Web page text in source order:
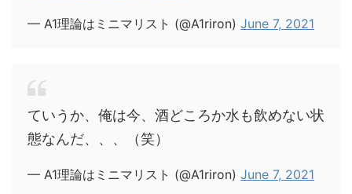
— A1理論はミニマリスト (@A1riron) June 7, 2021
ていうか、俺は今、酒どころか水も飲めない状
態なんだ、、、（笑）
— A1理論はミニマリスト (@A1riron) June 7, 2021